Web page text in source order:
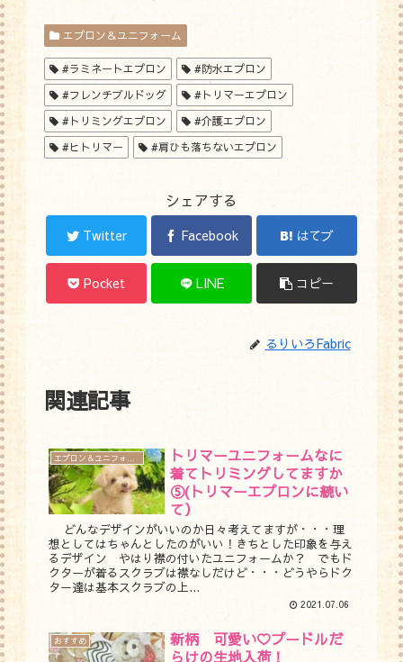
エプロン＆ユニフォーム
#ラミネートエプロン
#防水エプロン
#フレンチブルドッグ
#トリマーエプロン
#トリミングエプロン
#介護エプロン
#ヒトリマー
#肩ひも落ちないエプロン
シェアする
Twitter Facebook はてブ
Pocket LINE コピー
るりいろFabric
関連記事
トリマーユニフォームなに
着てトリミングしてますか
⑤(トリマーエプロンに続い
て）
どんなデザインがいいのか日々考えてますが・・・理
想としてはちゃんとしたのがいい！きちとした印象を与え
るデザイン やはり襟の付いたユニフォームか？ でもド
クターが着るスクラブは襟なしだけど・・・どうやらドク
ター達は基本スクラブの上...
2021.07.06
おすすめ
新柄 可愛い♡プードルだ
らけの生地入荷！